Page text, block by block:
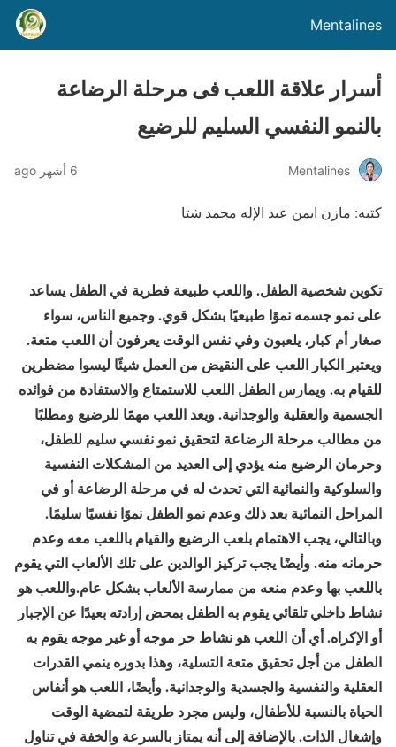
Mentalines
أسرار علاقة اللعب فى مرحلة الرضاعة
بالنمو النفسي السليم للرضيع
Mentalines 6 أشهر ago
كتبه: مازن ايمن عبد الإله محمد شتا
تكوين شخصية الطفل. واللعب طبيعة فطرية في الطفل يساعد
على نمو جسمه نموًا طبيعيًا بشكل قوي. وجميع الناس، سواء
صغار أم كبار، يلعبون وفي نفس الوقت يعرفون أن اللعب متعة.
ويعتبر الكبار اللعب على النقيض من العمل شيئًا ليسوا مضطرين
للقيام به. ويمارس الطفل اللعب للاستمتاع والاستفادة من فوائده
الجسمية والعقلية والوجدانية. ويعد اللعب مهمًا للرضيع ومطلبًا
من مطالب مرحلة الرضاعة لتحقيق نمو نفسي سليم للطفل،
وحرمان الرضيع منه يؤدي إلى العديد من المشكلات النفسية
والسلوكية والنمائية التي تحدث له في مرحلة الرضاعة أو في
المراحل النمائية بعد ذلك وعدم نمو الطفل نموًا نفسيًا سليمًا.
وبالتالي، يجب الاهتمام بلعب الرضيع والقيام باللعب معه وعدم
حرمانه منه. وأيضًا يجب تركيز الوالدين على تلك الألعاب التي يقوم
باللعب بها وعدم منعه من ممارسة الألعاب بشكل عام.واللعب هو
نشاط داخلي تلقائي يقوم به الطفل بمحض إرادته بعيدًا عن الإجبار
أو الإكراه. أي أن اللعب هو نشاط حر موجه أو غير موجه يقوم به
الطفل من أجل تحقيق متعة التسلية، وهذا بدوره ينمي القدرات
العقلية والنفسية والجسدية والوجدانية. وأيضًا، اللعب هو أنفاس
الحياة بالنسبة للأطفال، وليس مجرد طريقة لتمضية الوقت
وإشغال الذات. بالإضافة إلى أنه يمتاز بالسرعة والخفة في تناول